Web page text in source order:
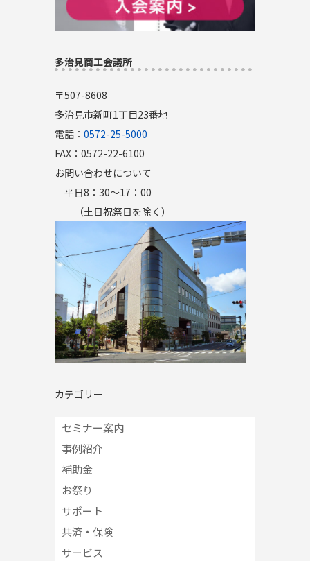
多治見商工会議所
〒507-8608
多治見市新町1丁目23番地
電話： 0572-25-5000
FAX：0572-22-6100
お問い合わせについて
平日8：30～17：00
（土日祝祭日を除く）
カテゴリー
セミナー案内
事例紹介
補助金
お祭り
サポート
共済・保険
サービス